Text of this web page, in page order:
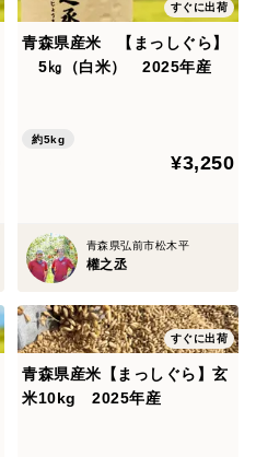
すぐに出荷
青森県産米 【まっしぐら】
5㎏（白米） 2025年産
約5kg
¥3,250
青森県弘前市松木平
權之丞
すぐに出荷
青森県産米【まっしぐら】玄
米10kg 2025年産